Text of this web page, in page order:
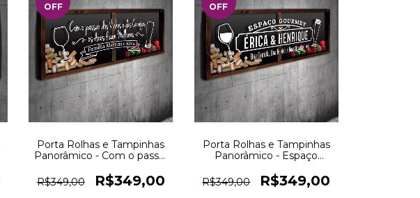
OFF
Porta Rolhas e Tampinhas
Panorâmico - Com o passar
R$349,00
R$349,00
OFF
Porta Rolhas e Tampinhas
Panorâmico - Espaço
R$349,00
R$349,00